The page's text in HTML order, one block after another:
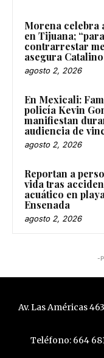
Morena celebra
en Tijuana; “para
contrarrestar
asegura
agosto 2, 2026
En Mexicali:
policía Kevin
manifiestan
audiencia de
agosto 2, 2026
Reportan a
vida tras
acuático en
Ensenada
agosto 2, 2026
-
Av. Las Américas
Teléfono: 664